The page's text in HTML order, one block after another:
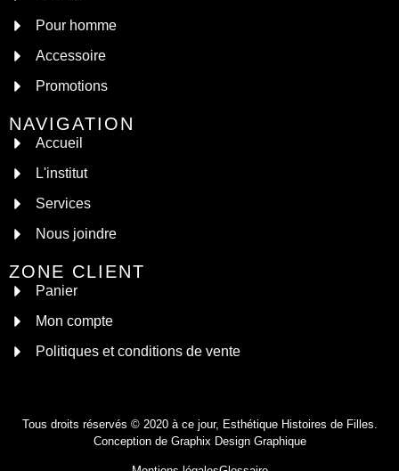
Pour homme
Accessoire
Promotions
NAVIGATION
Accueil
L'institut
Services
Nous joindre
ZONE CLIENT
Panier
Mon compte
Politiques et conditions de vente
Tous droits réservés © 2020 à ce jour, Esthétique Histoires de Filles.
Conception de Graphix Design Graphique